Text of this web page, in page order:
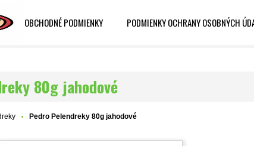
OBCHODNÉ PODMIENKY PODMIENKY OCHRANY OSOBNÝCH
80g jahodové
Pedro Pelendreky 80g jahodové